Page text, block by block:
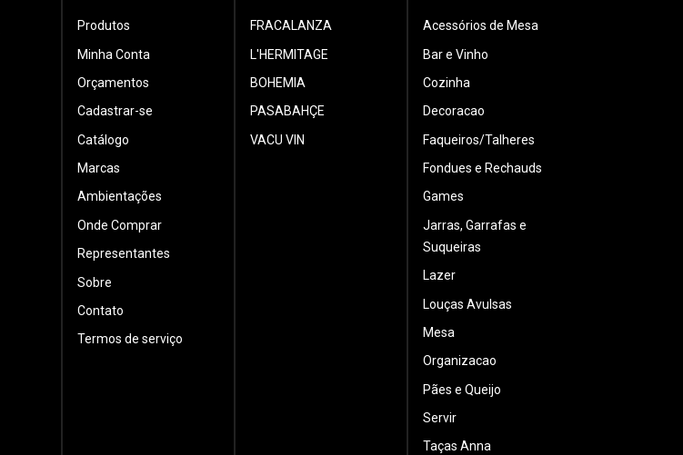
Produtos
Minha Conta
Orçamentos
Cadastrar-se
Catálogo
Marcas
Ambientações
Onde Comprar
Representantes
Sobre
Contato
Termos de serviço
FRACALANZA
L'HERMITAGE
BOHEMIA
PASABAHÇE
VACU VIN
Acessórios de Mesa
Bar e Vinho
Cozinha
Decoracao
Faqueiros/Talheres
Fondues e Rechauds
Games
Jarras, Garrafas e
Suqueiras
Lazer
Louças Avulsas
Mesa
Organizacao
Pães e Queijo
Servir
Taças Anna